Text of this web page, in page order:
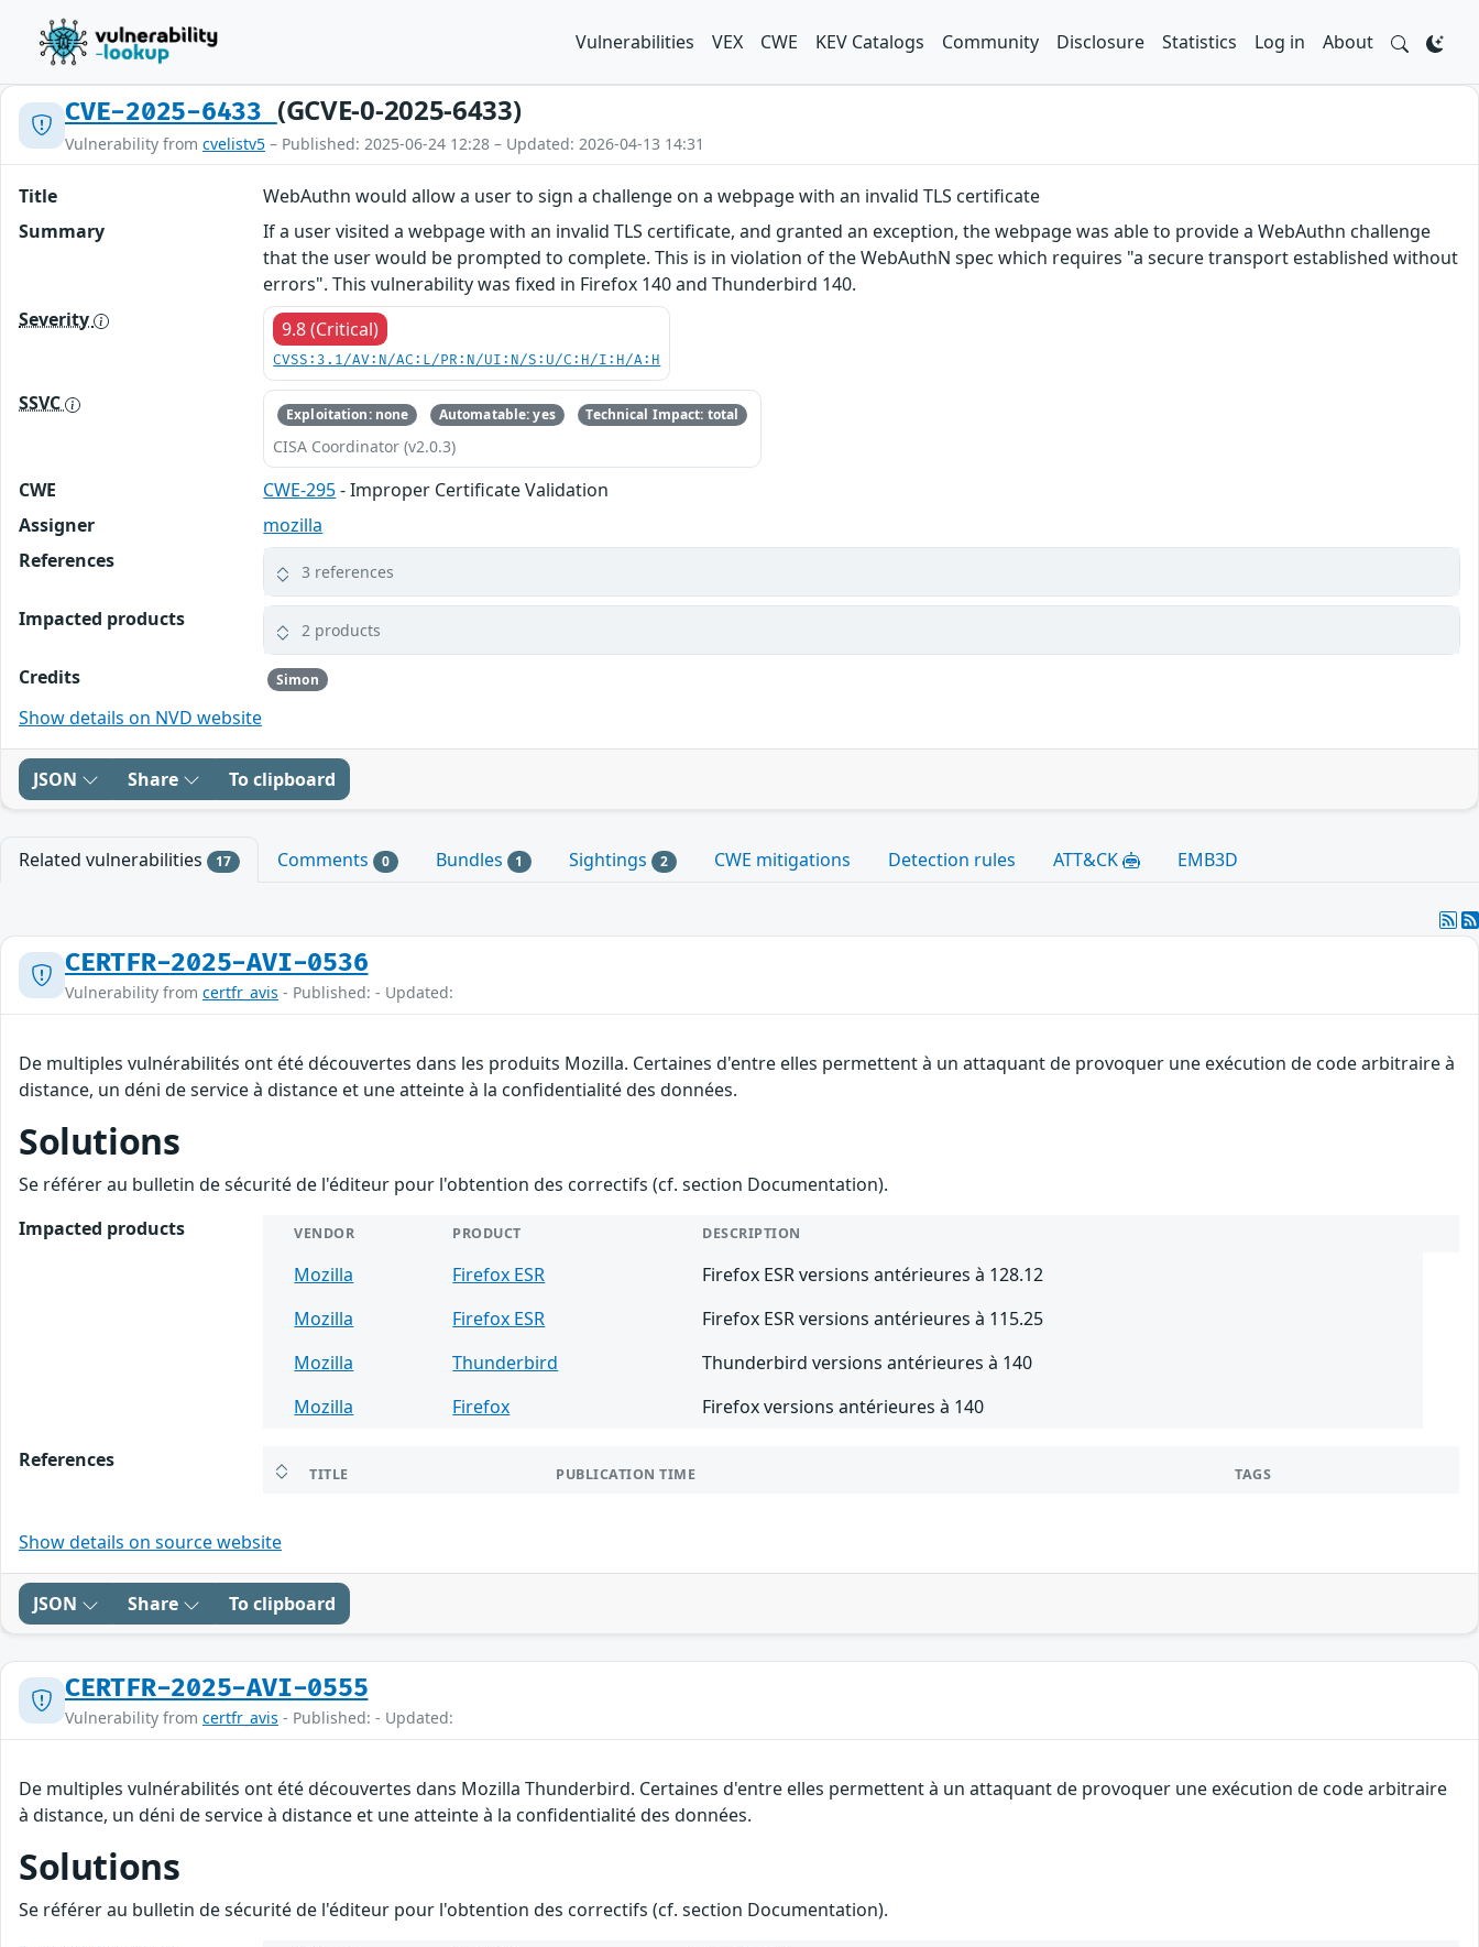
Vulnerabilities VEX CWE KEV Catalogs Community Disclosure Statistics Log in About
CVE-2025-6433 (GCVE-0-2025-6433)
Vulnerability from cvelistv5 – Published: 2025-06-24 12:28 – Updated: 2026-04-13 14:31
Title
WebAuthn would allow a user to sign a challenge on a webpage with an invalid TLS certificate
Summary
If a user visited a webpage with an invalid TLS certificate, and granted an exception, the webpage was able to provide a WebAuthn challenge
that the user would be prompted to complete. This is in violation of the WebAuthN spec which requires "a secure transport established without
errors". This vulnerability was fixed in Firefox 140 and Thunderbird 140.
Severity
9.8 (Critical)
CVSS:3.1/AV:N/AC:L/PR:N/UI:N/S:U/C:H/I:H/A:H
SSVC Exploitation: none Automatable: yes Technical Impact: total
CISA Coordinator (v2.0.3)
CWE CWE-295- Improper Certificate Validation
Assigner
mozilla
References
3 references
Impacted products 2 products
Credits Simon
Show details on NVD website
JSON Share To clipboard
Related vulnerabilities 17 Comments 0 Bundles 1 Sightings 2 CWE mitigations Detection rules ATT&CK EMB3D
CERTFR-2025-AVI-0536
Vulnerability from certfr_avis - Published: - Updated:
De multiples vulnérabilités ont été découvertes dans les produits Mozilla. Certaines d'entre elles permettent à un attaquant de provoquer une exécution de code arbitraire à
distance, un déni de service à distance et une atteinte à la confidentialité des données.
Solutions
Se référer au bulletin de sécurité de l'éditeur pour l'obtention des correctifs (cf. section Documentation).
Impacted products
VENDOR PRODUCT DESCRIPTION
Mozilla Firefox ESR
Firefox ESR versions antérieures à 128.12
Mozilla
Firefox ESR
Firefox ESR versions antérieures à 115.25
Mozilla
Thunderbird
Thunderbird versions antérieures à 140
Mozilla
Firefox Firefox versions antérieures à 140
References
TITLE PUBLICATION TIME TAGS
Show details on source website
JSON Share To clipboard
CERTFR-2025-AVI-0555
Vulnerability from certfr_avis - Published: - Updated:
De multiples vulnérabilités ont été découvertes dans Mozilla Thunderbird. Certaines d'entre elles permettent à un attaquant de provoquer une exécution de code arbitraire
à distance, un déni de service à distance et une atteinte à la confidentialité des données.
Solutions
Se référer au bulletin de sécurité de l'éditeur pour l'obtention des correctifs (cf. section Documentation).